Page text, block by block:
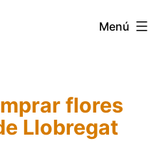
Menú
flores
Llobregat